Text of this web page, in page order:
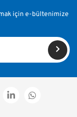
için e-bültenimize